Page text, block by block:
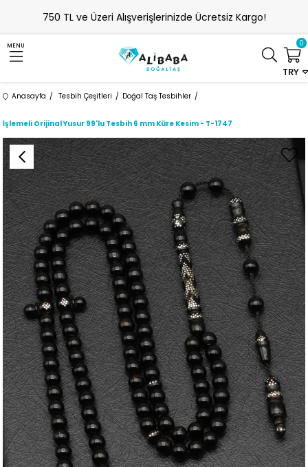
750 TL ve Üzeri Alışverişlerinizde Ücretsiz Kargo!
MENU
TRY
0
Anasayfa Tesbih Çeşitleri Doğal Taş Tesbihler
İşlemeli Orijinal Yusur 99'lu Tesbih 6 mm Küre Kesim - T-1747